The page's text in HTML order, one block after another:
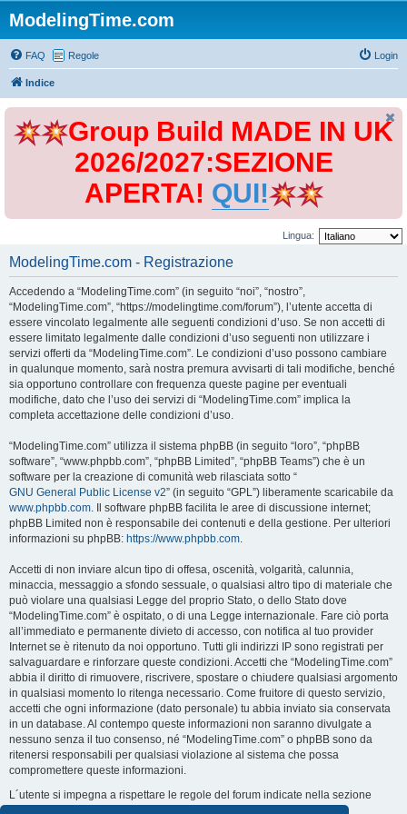
ModelingTime.com
FAQ Regole Login
Indice
Group Build MADE IN UK
2026/2027:SEZIONE
APERTA! QUI!
Lingua:
ModelingTime.com - Registrazione
Accedendo a “ModelingTime.com” (in seguito “noi”, “nostro”,
“ModelingTime.com”, “https://modelingtime.com/forum”), l’utente accetta di
essere vincolato legalmente alle seguenti condizioni d’uso. Se non accetti di
essere limitato legalmente dalle condizioni d’uso seguenti non utilizzare i
servizi offerti da “ModelingTime.com”. Le condizioni d’uso possono cambiare
in qualunque momento, sarà nostra premura avvisarti di tali modifiche, benché
sia opportuno controllare con frequenza queste pagine per eventuali
modifiche, dato che l’uso dei servizi di “ModelingTime.com” implica la
completa accettazione delle condizioni d’uso.
“ModelingTime.com” utilizza il sistema phpBB (in seguito “loro”, “phpBB
software”, “www.phpbb.com”, “phpBB Limited”, “phpBB Teams”) che è un
software per la creazione di comunità web rilasciata sotto “
GNU General Public License v2” (in seguito “GPL”) liberamente scaricabile da
www.phpbb.com. Il software phpBB facilita le aree di discussione internet;
phpBB Limited non è responsabile dei contenuti e della gestione. Per ulteriori
informazioni su phpBB: https://www.phpbb.com.
Accetti di non inviare alcun tipo di offesa, oscenità, volgarità, calunnia,
minaccia, messaggio a sfondo sessuale, o qualsiasi altro tipo di materiale che
può violare una qualsiasi Legge del proprio Stato, o dello Stato dove
“ModelingTime.com” è ospitato, o di una Legge internazionale. Fare ciò porta
all’immediato e permanente divieto di accesso, con notifica al tuo provider
Internet se è ritenuto da noi opportuno. Tutti gli indirizzi IP sono registrati per
salvaguardare e rinforzare queste condizioni. Accetti che “ModelingTime.com”
abbia il diritto di rimuovere, riscrivere, spostare o chiudere qualsiasi argomento
in qualsiasi momento lo ritenga necessario. Come fruitore di questo servizio,
accetti che ogni informazione (dato personale) tu abbia inviato sia conservata
in un database. Al contempo queste informazioni non saranno divulgate a
nessuno senza il tuo consenso, né “ModelingTime.com” o phpBB sono da
ritenersi responsabili per qualsiasi violazione al sistema che possa
compromettere queste informazioni.
L´utente si impegna a rispettare le regole del forum indicate nella sezione